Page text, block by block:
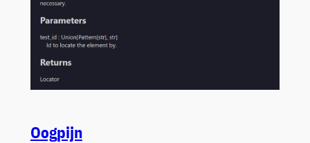
Oogpijn